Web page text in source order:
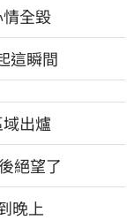
全毀
這瞬間
出爐
絕望了
晚上